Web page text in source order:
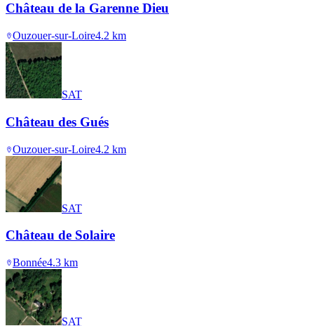
Château de la Garenne Dieu
Ouzouer-sur-Loire4.2 km
SAT
Château des Gués
Ouzouer-sur-Loire4.2 km
SAT
Château de Solaire
Bonnée4.3 km
SAT